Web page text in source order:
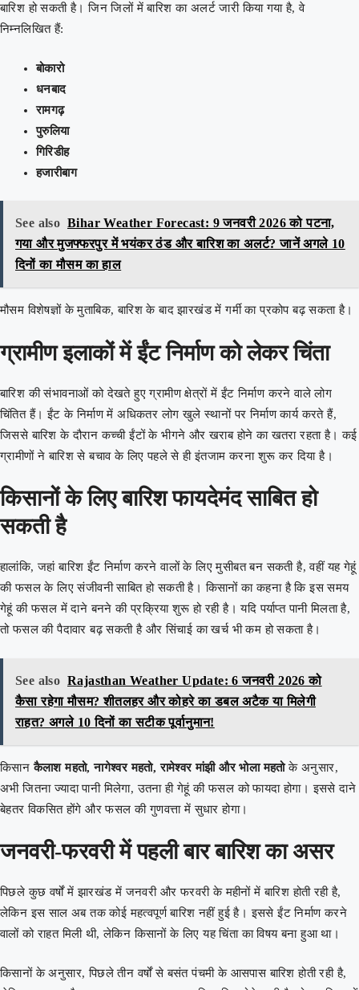
बारिश हो सकती है। जिन जिलों में बारिश का अलर्ट जारी किया गया है, वे
निम्नलिखित हैं:
बोकारो
धनबाद
रामगढ़
पुरुलिया
गिरिडीह
हजारीबाग
See also Bihar Weather Forecast: 9 जनवरी 2026 को पटना,
गया और मुजफ्फरपुर में भयंकर ठंड और बारिश का अलर्ट? जानें अगले 10
दिनों का मौसम का हाल
मौसम विशेषज्ञों के मुताबिक, बारिश के बाद झारखंड में गर्मी का प्रकोप बढ़ सकता है।
ग्रामीण इलाकों में ईंट निर्माण को लेकर चिंता
बारिश की संभावनाओं को देखते हुए ग्रामीण क्षेत्रों में ईंट निर्माण करने वाले लोग
चिंतित हैं। ईंट के निर्माण में अधिकतर लोग खुले स्थानों पर निर्माण कार्य करते हैं,
जिससे बारिश के दौरान कच्ची ईंटों के भीगने और खराब होने का खतरा रहता है। कई
ग्रामीणों ने बारिश से बचाव के लिए पहले से ही इंतजाम करना शुरू कर दिया है।
किसानों के लिए बारिश फायदेमंद साबित हो
सकती है
हालांकि, जहां बारिश ईंट निर्माण करने वालों के लिए मुसीबत बन सकती है, वहीं यह गेहूं
की फसल के लिए संजीवनी साबित हो सकती है। किसानों का कहना है कि इस समय
गेहूं की फसल में दाने बनने की प्रक्रिया शुरू हो रही है। यदि पर्याप्त पानी मिलता है,
तो फसल की पैदावार बढ़ सकती है और सिंचाई का खर्च भी कम हो सकता है।
See also Rajasthan Weather Update: 6 जनवरी 2026 को
कैसा रहेगा मौसम? शीतलहर और कोहरे का डबल अटैक या मिलेगी
राहत? अगले 10 दिनों का सटीक पूर्वानुमान!
किसानकैलाश महतो, नागेश्वर महतो, रामेश्वर मांझी और भोला महतोके अनुसार,
अभी जितना ज्यादा पानी मिलेगा, उतना ही गेहूं की फसल को फायदा होगा। इससे दाने
बेहतर विकसित होंगे और फसल की गुणवत्ता में सुधार होगा।
जनवरी-फरवरी में पहली बार बारिश का असर
पिछले कुछ वर्षों में झारखंड में जनवरी और फरवरी के महीनों में बारिश होती रही है,
लेकिन इस साल अब तक कोई महत्वपूर्ण बारिश नहीं हुई है। इससे ईंट निर्माण करने
वालों को राहत मिली थी, लेकिन किसानों के लिए यह चिंता का विषय बना हुआ था।
किसानों के अनुसार, पिछले तीन वर्षों से बसंत पंचमी के आसपास बारिश होती रही है,